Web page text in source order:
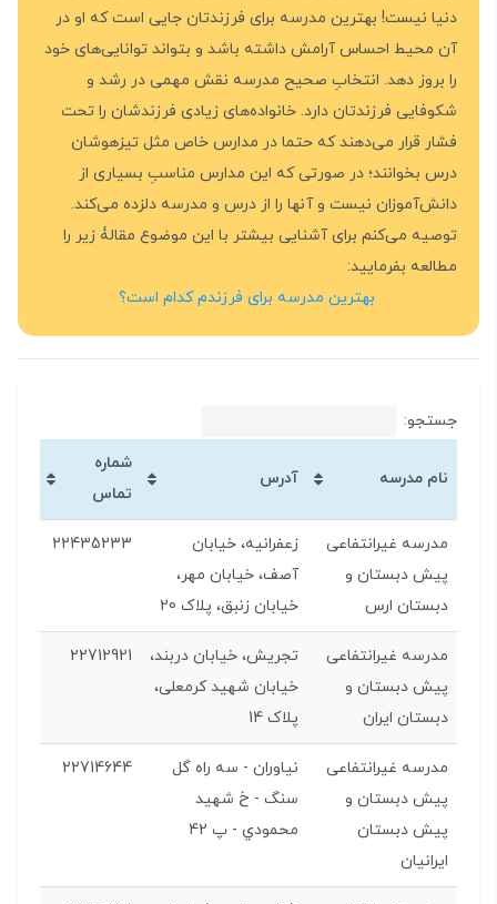
دنیا نیست! بهترین مدرسه برای فرزندتان جایی است که او در
آن محیط احساس آرامش داشته باشد و بتواند توانایی‌های خود
را بروز دهد. انتخابِ صحیح مدرسه نقش مهمی در رشد و
شکوفایی فرزندتان دارد. خانواده‌های زیادی فرزندشان را تحت
فشار قرار می‌دهند که حتما در مدارس خاص مثل تیزهوشان
درس بخوانند؛ در صورتی که این مدارس مناسبِ بسیاری از
دانش‌آموزان نیست و آنها را از درس و مدرسه دلزده می‌کند.
توصیه می‌کنم برای آشنایی بیشتر با این موضوع مقالۀ زیر را
مطالعه بفرمایید:
بهترین مدرسه برای فرزندم کدام است؟
جستجو:
نام مدرسه آدرس
شماره
تماس
مدرسه غیرانتفاعی
پیش دبستان و
دبستان ارس
زعفرانیه، خیابان
آصف، خیابان مهر،
خیابان زنبق، پلاک 20
22435233
مدرسه غیرانتفاعی
پیش دبستان و
دبستان ایران
تجریش، خیابان دربند،
خیابان شهید کرمعلی،
پلاک 14
22712921
مدرسه غیرانتفاعی
پیش دبستان و
پیش دبستان
ایرانیان
نياوران - سه راه گل
سنگ - خ شهيد
محمودي - پ 42
22714644